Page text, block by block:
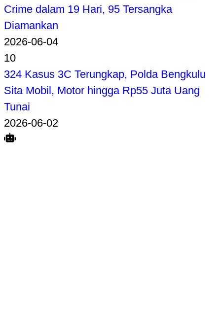
Crime dalam 19 Hari, 95 Tersangka
Diamankan
2026-06-04
10
324 Kasus 3C Terungkap, Polda Bengkulu
Sita Mobil, Motor hingga Rp55 Juta Uang
Tunai
2026-06-02